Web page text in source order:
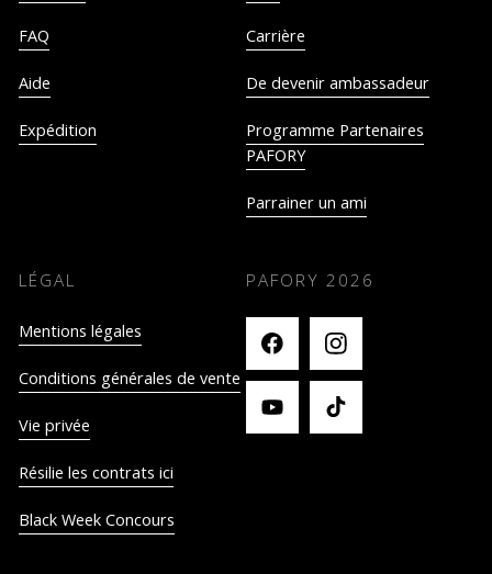
FAQ
Aide
Expédition
Carrière
De devenir ambassadeur
Programme Partenaires
PAFORY
Parrainer un ami
LÉGAL
Mentions légales
Conditions générales de vente
Vie privée
Résilie les contrats ici
Black Week Concours
PAFORY 2026